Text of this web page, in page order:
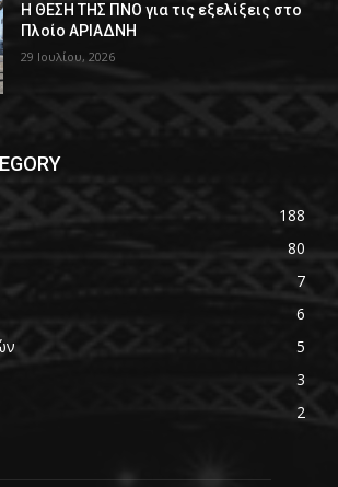
Η ΘΕΣΗ ΤΗΣ ΠΝΟ για τις εξελίξεις στο
Πλοίο ΑΡΙΑΔΝΗ
29 Ιουλίου, 2026
188
80
7
6
5
3
2